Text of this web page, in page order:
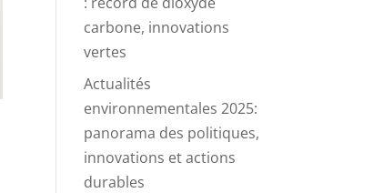
carbone, innovations
vertes
Actualités
environnementales 2025:
panorama des politiques,
innovations et actions
durables